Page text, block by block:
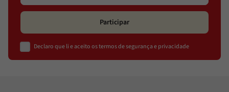
Participar
Declaro que li e aceito os termos de segurança e privacidade